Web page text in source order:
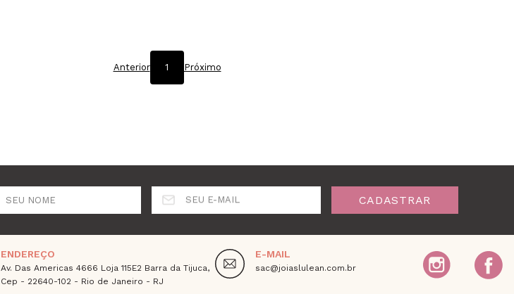
Anterior 1 Próximo
SEU NOME SEU E-MAIL CADASTRAR
ENDEREÇO
Av. Das Americas 4666 Loja 115E2 Barra da Tijuca,
Cep - 22640-102 - Rio de Janeiro - RJ
E-MAIL
sac@joiaslulean.com.br